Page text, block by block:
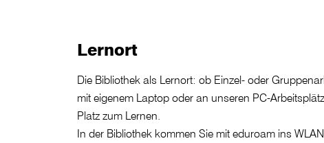
Lernort
Die Bibliothek als Lernort: ob Einzel- oder
mit eigenem Laptop oder an unseren PC-
Platz zum Lernen.
In der Bibliothek kommen Sie mit eduroam ins